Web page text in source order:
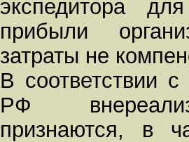
экспедитора
прибыли
затраты не
В соответствии
РФ
признаются, в